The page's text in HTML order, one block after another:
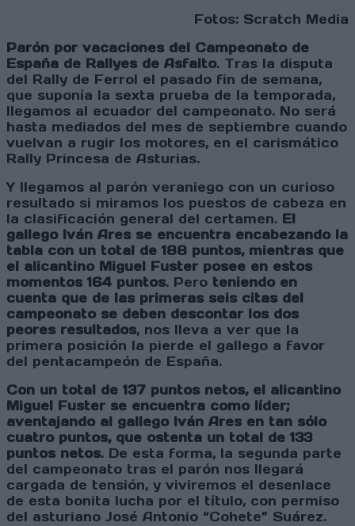
Fotos: Scratch Media
Parón por vacaciones del Campeonato de
España de Rallyes de Asfalto. Tras la disputa
del Rally de Ferrol el pasado fin de semana,
que suponía la sexta prueba de la temporada,
llegamos al ecuador del campeonato. No será
hasta mediados del mes de septiembre cuando
vuelvan a rugir los motores, en el carismático
Rally Princesa de Asturias.
Y llegamos al parón veraniego con un curioso
resultado si miramos los puestos de cabeza en
la clasificación general del certamen. El
gallego Iván Ares se encuentra encabezando la
tabla con un total de 188 puntos, mientras que
el alicantino Miguel Fuster posee en estos
momentos 164 puntos. Pero teniendo en
cuenta que de las primeras seis citas del
campeonato se deben descontar los dos
peores resultados, nos lleva a ver que la
primera posición la pierde el gallego a favor
del pentacampeón de España.
Con un total de 137 puntos netos, el alicantino
Miguel Fuster se encuentra como líder;
aventajando al gallego Iván Ares en tan sólo
cuatro puntos, que ostenta un total de 133
puntos netos. De esta forma, la segunda parte
del campeonato tras el parón nos llegará
cargada de tensión, y viviremos el desenlace
de esta bonita lucha por el título, con permiso
del asturiano José Antonio “Cohete” Suárez.